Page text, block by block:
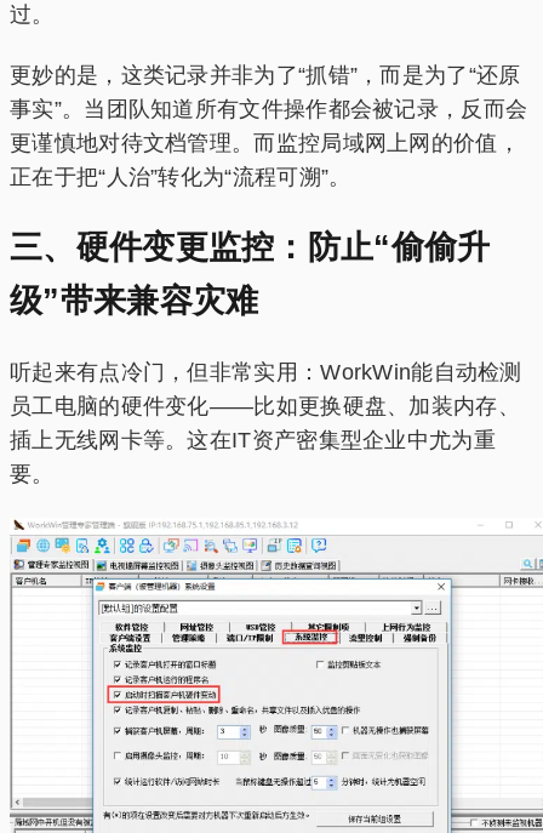
过。
更妙的是，这类记录并非为了“抓错”，而是为了“还原
事实”。当团队知道所有文件操作都会被记录，反而会
更谨慎地对待文档管理。而监控局域网上网的价值，
正在于把“人治”转化为“流程可溯”。
三、硬件变更监控：防止“偷偷升
级”带来兼容灾难
听起来有点冷门，但非常实用：WorkWin能自动检测
员工电脑的硬件变化——比如更换硬盘、加装内存、
插上无线网卡等。这在IT资产密集型企业中尤为重
要。